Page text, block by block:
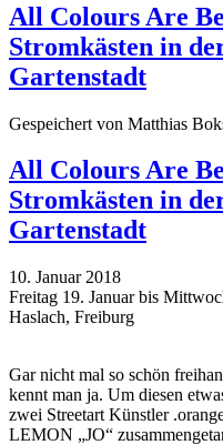
All Colours Are
Stromkästen in
Gartenstadt
Gespeichert von Matthias
All Colours Are
Stromkästen in
Gartenstadt
10. Januar 2018
Freitag 19. Januar bis
Haslach, Freiburg
Gar nicht mal so schön
kennt man ja. Um diesen
zwei Streetart Künstler
LEMON „JO“